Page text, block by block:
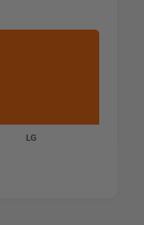
LG